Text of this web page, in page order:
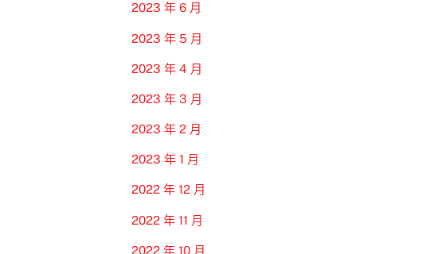
2023 年 6 月
2023 年 5 月
2023 年 4 月
2023 年 3 月
2023 年 2 月
2023 年 1 月
2022 年 12 月
2022 年 11 月
2022 年 10 月